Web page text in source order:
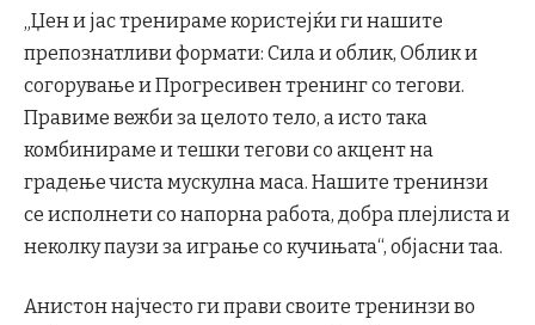
„Џен и јас тренираме користејќи ги нашите
препознатливи формати: Сила и облик, Облик и
согорување и Прогресивен тренинг со тегови.
Правиме вежби за целото тело, а исто така
комбинираме и тешки тегови со акцент на
градење чиста мускулна маса. Нашите тренинзи
се исполнети со напорна работа, добра плејлиста и
неколку паузи за играње со кучињата“, објасни таа.
Анистон најчесто ги прави своите тренинзи во